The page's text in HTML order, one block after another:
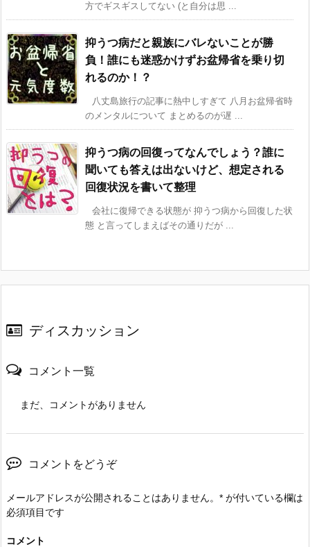
方でギスギスしてない (と自分は思 ...
抑うつ病だと親族にバレないことが勝
負！誰にも迷惑かけずお盆帰省を乗り切
れるのか！？
八丈島旅行の記事に熱中しすぎて 八月お盆帰省時
のメンタルについて まとめるのが遅 ...
抑うつ病の回復ってなんでしょう？誰に
聞いても答えは出ないけど、想定される
回復状況を書いて整理
会社に復帰できる状態が 抑うつ病から回復した状
態 と言ってしまえばその通りだが ...
ディスカッション
コメント一覧
まだ、コメントがありません
コメントをどうぞ
メールアドレスが公開されることはありません。 * が付いている欄は
必須項目です
コメント